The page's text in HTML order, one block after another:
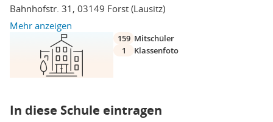
Bahnhofstr. 31, 03149 Forst (Lausitz)
Mehr anzeigen
159 Mitschüler
1
Klassenfoto
In diese Schule eintragen